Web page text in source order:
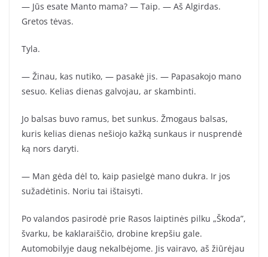
— Jūs esate Manto mama? — Taip. — Aš Algirdas.
Gretos tėvas.
Tyla.
— Žinau, kas nutiko, — pasakė jis. — Papasakojo mano
sesuo. Kelias dienas galvojau, ar skambinti.
Jo balsas buvo ramus, bet sunkus. Žmogaus balsas,
kuris kelias dienas nešiojo kažką sunkaus ir nusprendė
ką nors daryti.
— Man gėda dėl to, kaip pasielgė mano dukra. Ir jos
sužadėtinis. Noriu tai ištaisyti.
Po valandos pasirodė prie Rasos laiptinės pilku „Škoda”,
švarku, be kaklaraiščio, drobine krepšiu gale.
Automobilyje daug nekalbėjome. Jis vairavo, aš žiūrėjau